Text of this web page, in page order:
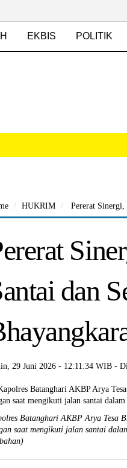
EKBIS POLITIK
HUKRIM Pererat Sinergi,
dan
29 Juni 2026 - 12:11:34 WIB -
Batanghari AKBP Arya Tesa
saat mengikuti jalan santai